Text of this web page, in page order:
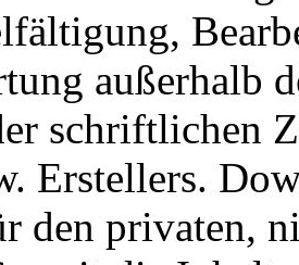
außerhalb
schriftlichen
Erstellers.
den privaten,